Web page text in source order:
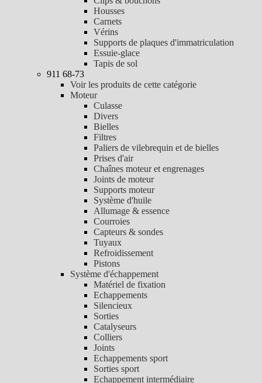
Housses
Carnets
Vérins
Supports de plaques d'immatriculation
Essuie-glace
Tapis de sol
911 68-73
Voir les produits de cette catégorie
Moteur
Culasse
Divers
Bielles
Filtres
Paliers de vilebrequin et de bielles
Prises d'air
Chaînes moteur et engrenages
Joints de moteur
Supports moteur
Système d'huile
Allumage & essence
Courroies
Capteurs & sondes
Tuyaux
Refroidissement
Pistons
Système d'échappement
Matériel de fixation
Echappements
Silencieux
Sorties
Catalyseurs
Colliers
Joints
Echappements sport
Sorties sport
Echappement intermédiaire